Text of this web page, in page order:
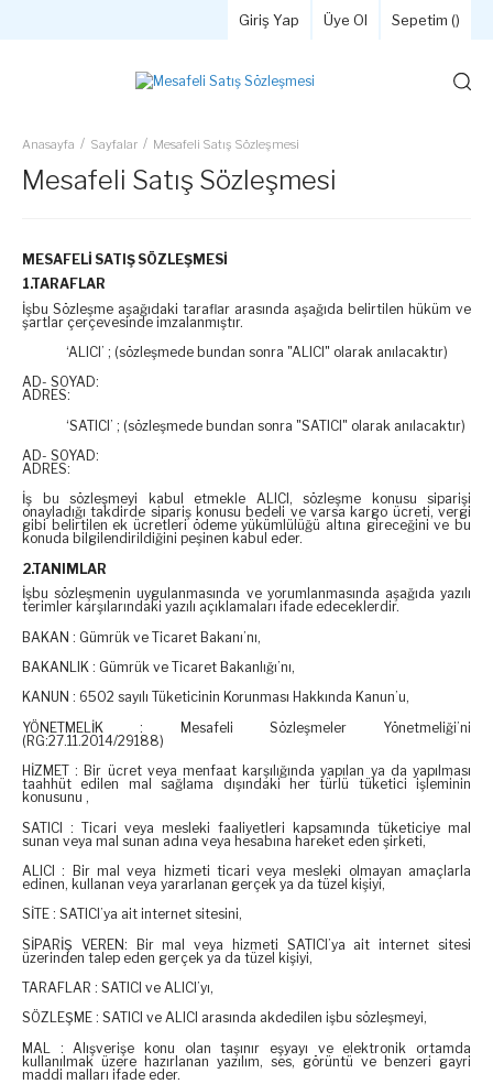
Giriş Yap Üye Ol Sepetim ()
Anasayfa Sayfalar Mesafeli Satış Sözleşmesi
Mesafeli Satış Sözleşmesi
MESAFELİ SATIŞ SÖZLEŞMESİ
1.TARAFLAR
İşbu Sözleşme aşağıdaki taraflar arasında aşağıda belirtilen hüküm ve
şartlar çerçevesinde imzalanmıştır.
‘ALICI’ ; (sözleşmede bundan sonra "ALICI" olarak anılacaktır)
AD- SOYAD:
ADRES:
‘SATICI’ ; (sözleşmede bundan sonra "SATICI" olarak anılacaktır)
AD- SOYAD:
ADRES:
İş bu sözleşmeyi kabul etmekle ALICI, sözleşme konusu siparişi
onayladığı takdirde sipariş konusu bedeli ve varsa kargo ücreti, vergi
gibi belirtilen ek ücretleri ödeme yükümlülüğü altına gireceğini ve bu
konuda bilgilendirildiğini peşinen kabul eder.
2.TANIMLAR
İşbu sözleşmenin uygulanmasında ve yorumlanmasında aşağıda yazılı
terimler karşılarındaki yazılı açıklamaları ifade edeceklerdir.
BAKAN : Gümrük ve Ticaret Bakanı’nı,
BAKANLIK : Gümrük ve Ticaret Bakanlığı’nı,
KANUN : 6502 sayılı Tüketicinin Korunması Hakkında Kanun’u,
YÖNETMELİK : Mesafeli Sözleşmeler Yönetmeliği’ni
(RG:27.11.2014/29188)
HİZMET : Bir ücret veya menfaat karşılığında yapılan ya da yapılması
taahhüt edilen mal sağlama dışındaki her türlü tüketici işleminin
konusunu ,
SATICI : Ticari veya mesleki faaliyetleri kapsamında tüketiciye mal
sunan veya mal sunan adına veya hesabına hareket eden şirketi,
ALICI : Bir mal veya hizmeti ticari veya mesleki olmayan amaçlarla
edinen, kullanan veya yararlanan gerçek ya da tüzel kişiyi,
SİTE : SATICI’ya ait internet sitesini,
SİPARİŞ VEREN: Bir mal veya hizmeti SATICI’ya ait internet sitesi
üzerinden talep eden gerçek ya da tüzel kişiyi,
TARAFLAR : SATICI ve ALICI’yı,
SÖZLEŞME : SATICI ve ALICI arasında akdedilen işbu sözleşmeyi,
MAL : Alışverişe konu olan taşınır eşyayı ve elektronik ortamda
kullanılmak üzere hazırlanan yazılım, ses, görüntü ve benzeri gayri
maddi malları ifade eder.